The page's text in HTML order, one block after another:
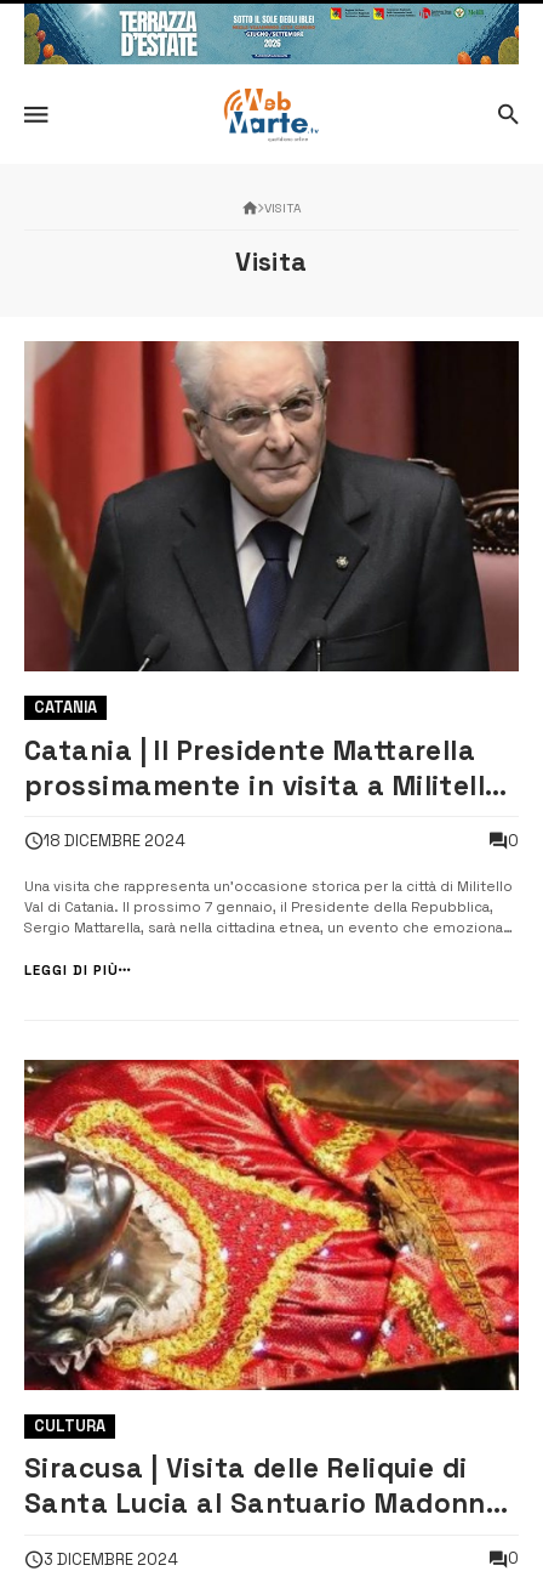
VISITA
Visita
CATANIA
Catania | Il Presidente Mattarella
prossimamente in visita a Militello
18 DICEMBRE 2024 0
Una visita che rappresenta un’occasione storica per la città di Militello
Val di Catania. Il prossimo 7 gennaio, il Presidente della Repubblica,
Sergio Mattarella, sarà nella cittadina etnea, un evento che emoziona
Presidente Mattarella inaugurerà la ristrutturata scuola Pie...
LEGGI DI PIÙ
CULTURA
Siracusa | Visita delle Reliquie di
Santa Lucia al Santuario Madonna
3 DICEMBRE 2024 0